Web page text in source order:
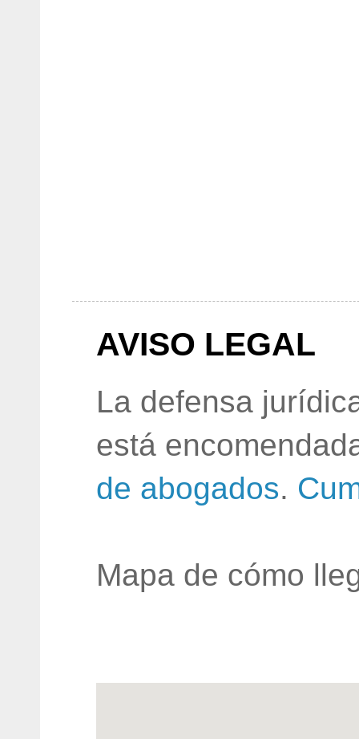
AVISO LEGAL
La defensa
está
de abogados.
Mapa de cómo